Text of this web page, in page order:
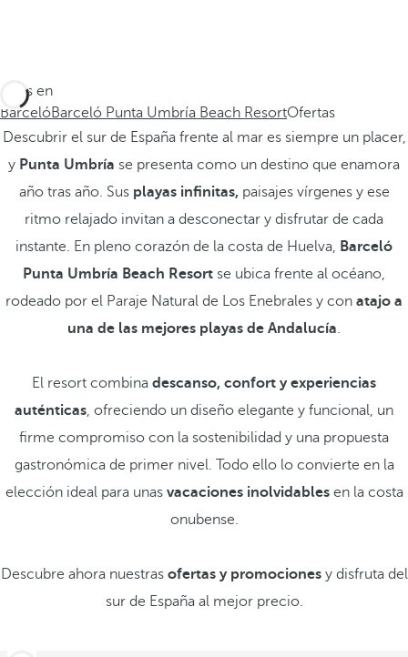
Estás en
BarcelóBarceló Punta Umbría Beach ResortOfertas
Descubrir el sur de España frente al mar es siempre un placer,
y Punta Umbría se presenta como un destino que enamora
año tras año. Sus playas infinitas, paisajes vírgenes y ese
ritmo relajado invitan a desconectar y disfrutar de cada
instante. En pleno corazón de la costa de Huelva, Barceló
Punta Umbría Beach Resort se ubica frente al océano,
rodeado por el Paraje Natural de Los Enebrales y con atajo a
una de las mejores playas de Andalucía.
El resort combina descanso, confort y experiencias
auténticas, ofreciendo un diseño elegante y funcional, un
firme compromiso con la sostenibilidad y una propuesta
gastronómica de primer nivel. Todo ello lo convierte en la
elección ideal para unas vacaciones inolvidablesen la costa
onubense.
Descubre ahora nuestras ofertas y promocionesy disfruta del
sur de España al mejor precio.